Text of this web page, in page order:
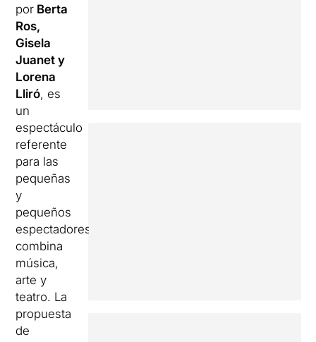
por Berta
Ros,
Gisela
Juanet y
Lorena
Lliró, es
un
espectáculo
referente
para las
pequeñas
y
pequeños
espectadores
combina
música,
arte y
teatro. La
propuesta
de